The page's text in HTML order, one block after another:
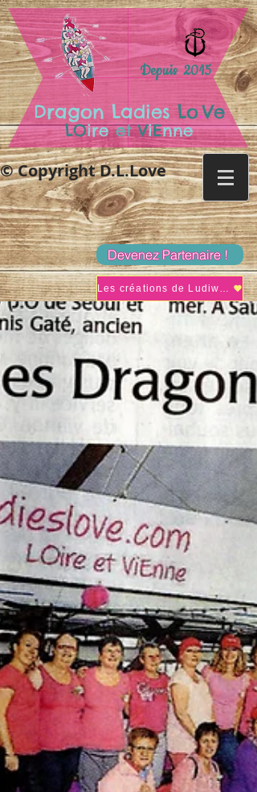
Dragon Ladies Lo.Ve
LOire et ViEnne
Depuis 2015
© Copyright D.L.Love
Devenez Partenaire !
Les créations de Ludiwine